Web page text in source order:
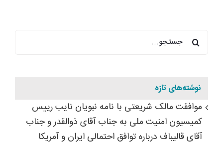
جستجو
برای:
نوشته‌های تازه
موافقت مالک شریعتی با نامه نبویان نایب رییس
کمیسیون امنیت ملی به جناب آقای ذوالقدر و جناب
آقای قالیباف درباره توافق احتمالی ایران و آمریکا